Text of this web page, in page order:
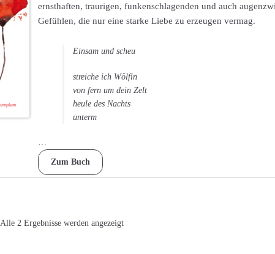
ernsthaften, traurigen, funkenschlagenden und auch
Gefühlen, die nur eine starke Liebe zu erzeugen vermag.
Einsam und scheu
streiche ich Wölfin
von fern um dein Zelt
heule des Nachts
unterm
…
Zum Buch
Alle 2 Ergebnisse werden angezeigtNach